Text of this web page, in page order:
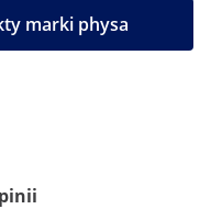
marki physa